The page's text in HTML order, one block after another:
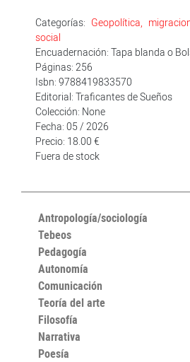
Categorías: Geopolítica,
social
Encuadernación: Tapa blanda o
Páginas: 256
Isbn: 9788419833570
Editorial: Traficantes de Sueños
Colección: None
Fecha: 05 / 2026
Precio: 18.00 €
Fuera de stock
Antropología/sociología
Tebeos
Pedagogía
Autonomía
Comunicación
Teoría del arte
Filosofía
Narrativa
Poesía